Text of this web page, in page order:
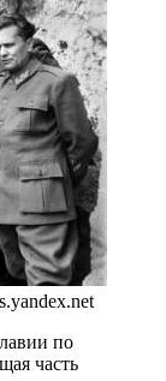
по
часть